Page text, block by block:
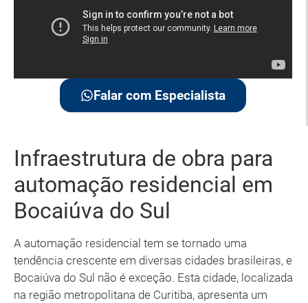
Falar com Especialista
Infraestrutura de obra para
automação residencial em
Bocaiúva do Sul
A automação residencial tem se tornado uma
tendência crescente em diversas cidades brasileiras, e
Bocaiúva do Sul não é exceção. Esta cidade, localizada
na região metropolitana de Curitiba, apresenta um